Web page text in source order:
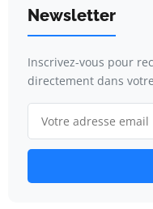
Newsletter
Inscrivez-vous pour
directement dans